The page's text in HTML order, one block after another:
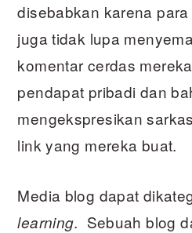
disebabkan karena
juga tidak lupa
komentar cerdas
pendapat pribadi dan
mengekspresikan
link yang mereka buat.
Media blog dapat
learning. Sebuah blog